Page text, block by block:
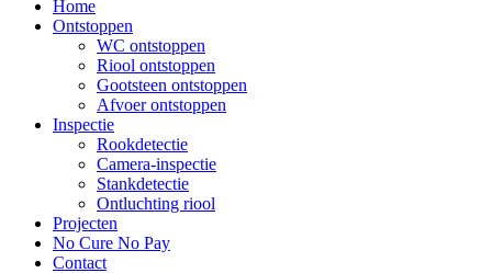
Home
Ontstoppen
WC ontstoppen
Riool ontstoppen
Gootsteen ontstoppen
Afvoer ontstoppen
Inspectie
Rookdetectie
Camera-inspectie
Stankdetectie
Ontluchting riool
Projecten
No Cure No Pay
Contact